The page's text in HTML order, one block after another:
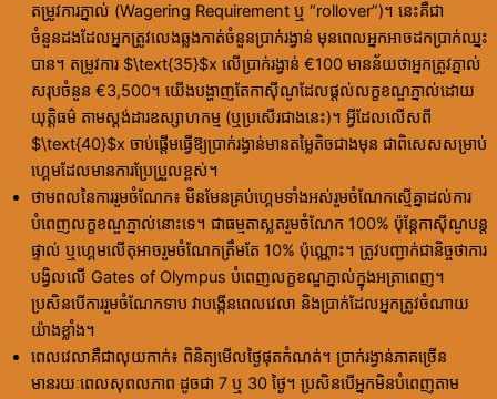
តម្រូវការភ្នាល់ (Wagering Requirement ឬ “rollover”)។ នេះគឺជា
ចំនួនដងដែលអ្នកត្រូវលេងឆ្លងកាត់ចំនួនប្រាក់រង្វាន់ មុនពេលអ្នកអាចដកប្រាក់ឈ្នះ
បាន។ តម្រូវការ $\text{35}$x លើប្រាក់រង្វាន់ €100 មានន័យថាអ្នកត្រូវភ្នាល់
សរុបចំនួន €3,500។ យើងបង្ហាញតែកាស៊ីណូដែលផ្តល់លក្ខខណ្ឌភ្នាល់ដោយ
យុត្តិធម៌ តាមស្តង់ដារឧស្សាហកម្ម (ឬប្រសើរជាងនេះ)។ អ្វីដែលលើសពី
$\text{40}$x ចាប់ផ្តើមធ្វើឱ្យប្រាក់រង្វាន់មានតម្លៃតិចជាងមុន ជាពិសេសសម្រាប់
ហ្គេមដែលមានការប្រែប្រួលខ្ពស់។
ថាមពលនៃការរួមចំណែក៖ មិនមែនគ្រប់ហ្គេមទាំងអស់រួមចំណែកស្មើគ្នាដល់ការ
បំពេញលក្ខខណ្ឌភ្នាល់នោះទេ។ ជាធម្មតាស្លតរួមចំណែក 100% ប៉ុន្តែកាស៊ីណូបន្ត
ផ្ទាល់ ឬហ្គេមលើតុអាចរួមចំណែកត្រឹមតែ 10% ប៉ុណ្ណោះ។ ត្រូវបញ្ជាក់ជានិច្ចថាការ
បង្វិលលើ Gates of Olympus បំពេញលក្ខខណ្ឌភ្នាល់ក្នុងអត្រាពេញ។
ប្រសិនបើការរួមចំណែកទាប វាបង្កើនពេលវេលា និងប្រាក់ដែលអ្នកត្រូវចំណាយ
យ៉ាងខ្លាំង។
ពេលវេលាគឺជាលុយកាក់៖ ពិនិត្យមើលថ្ងៃផុតកំណត់។ ប្រាក់រង្វាន់ភាគច្រើន
មានរយៈពេលសុពលភាព ដូចជា 7 ឬ 30 ថ្ងៃ។ ប្រសិនបើអ្នកមិនបំពេញតាម